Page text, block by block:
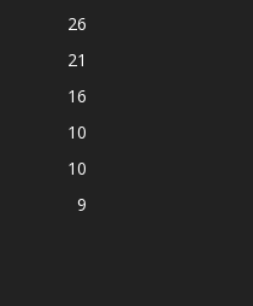
26
21
16
10
10
9